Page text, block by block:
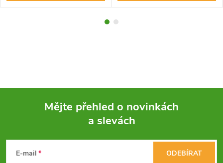
Mějte přehled o novinkách
a slevách
E-mail ODEBÍRAT